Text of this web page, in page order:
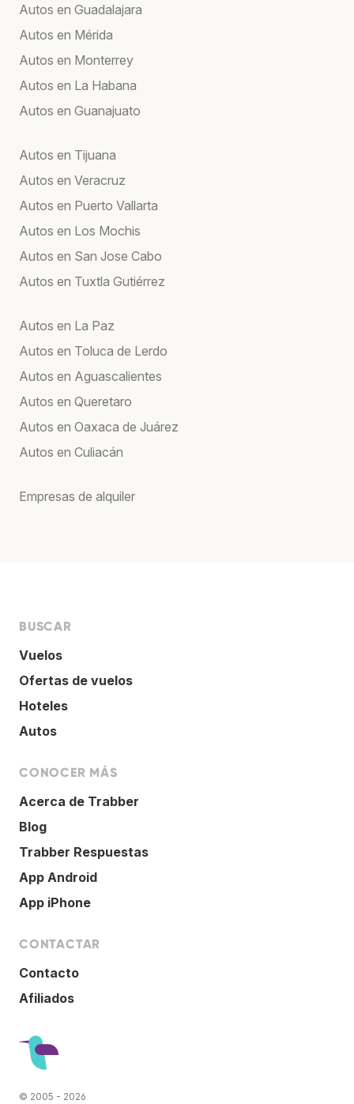
Autos en Guadalajara
Autos en Mérida
Autos en Monterrey
Autos en La Habana
Autos en Guanajuato
Autos en Tijuana
Autos en Veracruz
Autos en Puerto Vallarta
Autos en Los Mochis
Autos en San Jose Cabo
Autos en Tuxtla Gutiérrez
Autos en La Paz
Autos en Toluca de Lerdo
Autos en Aguascalientes
Autos en Queretaro
Autos en Oaxaca de Juárez
Autos en Culiacán
Empresas de alquiler
BUSCAR
Vuelos
Ofertas de vuelos
Hoteles
Autos
CONOCER MÁS
Acerca de Trabber
Blog
Trabber Respuestas
App Android
App iPhone
CONTACTAR
Contacto
Afiliados
© 2005 - 2026